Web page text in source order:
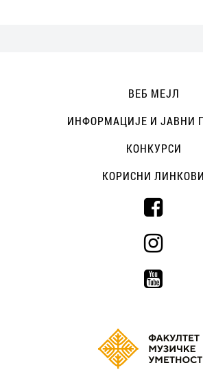
ВЕБ МЕЈЛ
ИНФОРМАЦИЈЕ И ЈАВНИ
КОНКУРСИ
КОРИСНИ ЛИНКОВИ